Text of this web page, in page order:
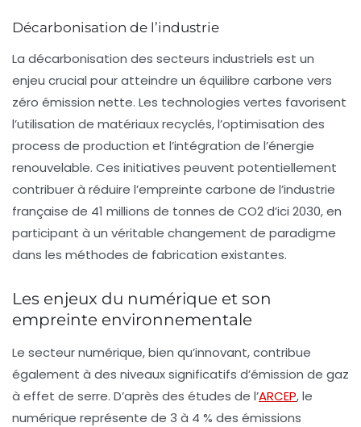
Décarbonisation de l’industrie
La décarbonisation des secteurs industriels est un
enjeu crucial pour atteindre un équilibre carbone vers
zéro émission nette. Les technologies vertes favorisent
l’utilisation de matériaux recyclés, l’optimisation des
process de production et l’intégration de l’énergie
renouvelable. Ces initiatives peuvent potentiellement
contribuer à réduire l’empreinte carbone de l’industrie
française de 41 millions de tonnes de CO2d’ici 2030, en
participant à un véritable changement de paradigme
dans les méthodes de fabrication existantes.
Les enjeux du numérique et son
empreinte environnementale
Le secteur numérique, bien qu’innovant, contribue
également à des niveaux significatifs d’émission de gaz
à effet de serre. D’après des études de l’ARCEP, le
numérique représente de 3 à 4 % des émissions